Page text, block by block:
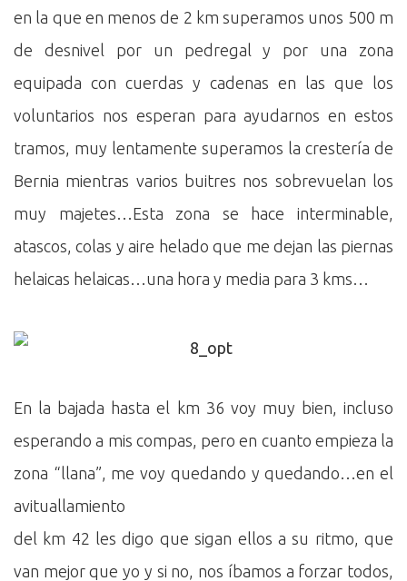
en la que en menos de 2 km superamos unos 500 m
de desnivel por un pedregal y por una zona
equipada con cuerdas y cadenas en las que los
voluntarios nos esperan para ayudarnos en estos
tramos, muy lentamente superamos la crestería de
Bernia mientras varios buitres nos sobrevuelan los
muy majetes…Esta zona se hace interminable,
atascos, colas y aire helado que me dejan las piernas
helaicas helaicas…una hora y media para 3 kms…
En la bajada hasta el km 36 voy muy bien, incluso
esperando a mis compas, pero en cuanto empieza la
zona “llana”, me voy quedando y quedando…en el
avituallamiento
del km 42 les digo que sigan ellos a su ritmo, que
van mejor que yo y si no, nos íbamos a forzar todos,